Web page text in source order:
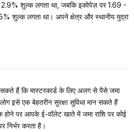
2.9% शुल्क लगता था, जबकि इकोपेज़ पर 1.69 -
शुल्क लगता था। अपने क्षेत्र और स्थानीय मुद्रा
हैं कि मास्टरकार्ड के लिए अलग से पैसे जमा
इसे एक बेहतरीन सुरक्षा सुविधा मान सकते हैं
होने पर आपके ई-वॉलेट खाते में जमा राशि पर कोई
करता है।